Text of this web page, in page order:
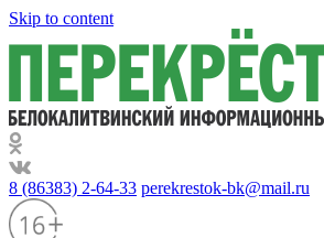
Skip to content
8 (86383) 2-64-33 perekrestok-bk@mail.ru